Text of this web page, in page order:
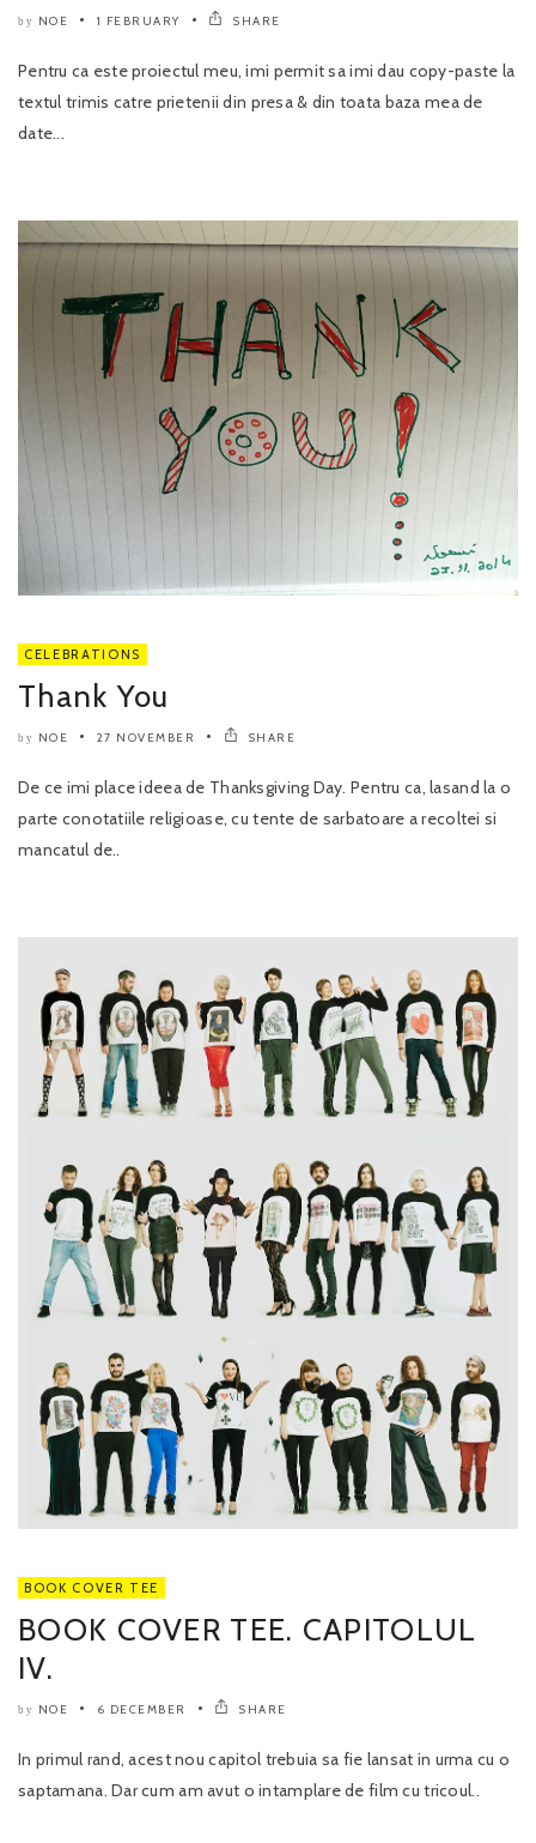
by NOE 1 FEBRUARY SHARE
Pentru ca este proiectul meu, imi permit sa imi dau copy-paste la
textul trimis catre prietenii din presa & din toata baza mea de
date...
CELEBRATIONS
Thank You
by NOE 27 NOVEMBER SHARE
De ce imi place ideea de Thanksgiving Day. Pentru ca, lasand la o
parte conotatiile religioase, cu tente de sarbatoare a recoltei si
mancatul de..
BOOK COVER TEE
BOOK COVER TEE. CAPITOLUL
IV.
by NOE 6 DECEMBER SHARE
In primul rand, acest nou capitol trebuia sa fie lansat in urma cu o
saptamana. Dar cum am avut o intamplare de film cu tricoul..